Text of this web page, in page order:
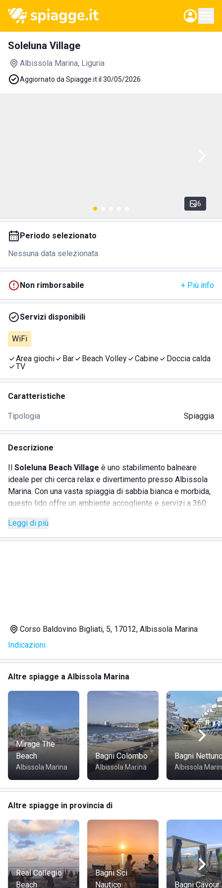
Soleluna Village
Albissola Marina, Liguria
Aggiornato da Spiagge.it il 30/05/2026
6
Periodo selezionato
Nessuna data selezionata
Non rimborsabile + Più info
Servizi disponibili
WiFi
Area giochi Bar Beach Volley Cabine
Doccia calda
TV
Caratteristiche
Tipologia Spiaggia
Descrizione
Il Soleluna Beach Village è uno stabilimento balneare
ideale per chi cerca relax e divertimento presso Albissola
Marina. Con una vasta spiaggia di sabbia bianca e morbida,
questo lido offre un ambiente accogliente e servizi a 360
nelle **200 cabine**, mentre i più dinamici possono
usufruire del **campo da beach volley** o della **piscina**
250 ombrelloni e 200 cabine
Lettini in riva al mare
Piscina con gazebi
Area bimbi e giochi
Corsia barche e affitto motoscafo
Wi-Fi gratuito
Area lettura
Negozio parrucchiere
DOVE SI TROVA SOLELUNA BEACH VILLAGE
Il Soleluna Beach Village si trova a **Corso Baldovino
Bigliati, 5** ad **Albissola Marina**, in provincia di Savona.
Situato a pochi passi dal centro cittadino, offre la comodità
dell'accesso a vari servizi locali, mentre la vicinanza alla
**SS1** consente di raggiungere facilmente località
limitrofe.
Leggi di più
Corso Baldovino Bigliati, 5, 17012, Albissola Marina
Indicazioni
Altre spiagge a Albissola Marina
Mirage The
Beach
Albissola Marina
Bagni Colombo
Albissola Marina
Bagni
Albissola
Altre spiagge in provincia di
Real Collegio
Beach
Bagni Sci
Nautico
Bagni Cavour